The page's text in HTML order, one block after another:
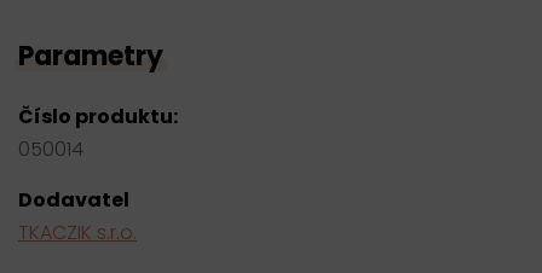
Parametry
Číslo produktu:
050014
Dodavatel
TKACZIK s.r.o.